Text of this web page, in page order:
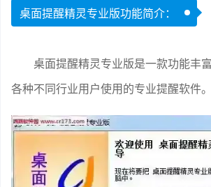
桌面提醒精灵专业版功能简介：
桌面提醒精灵专业版是一款功能丰
各种不同行业用户使用的专业提醒软件。